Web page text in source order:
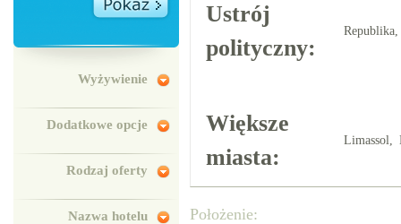
Wyżywienie
Dodatkowe opcje
Rodzaj oferty
Nazwa hotelu
Ustrój
polityczny:
Większe
miasta:
Limassol,
Położenie: